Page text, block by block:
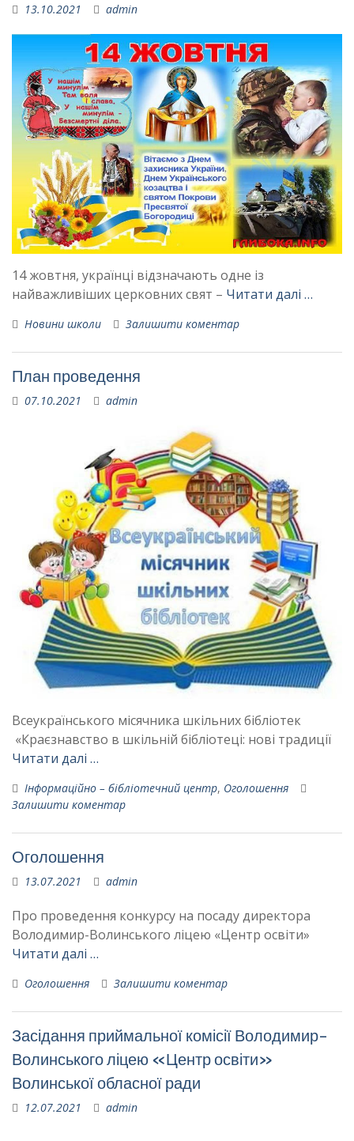
13.10.2021 admin
14 жовтня, українці відзначають одне із
найважливіших церковних свят – Читати далі …
Новини школи Залишити коментар
План проведення
07.10.2021 admin
Всеукраїнського місячника шкільних бібліотек
«Краєзнавство в шкільній бібліотеці: нові традиції
Читати далі …
Інформаційно – бібліотечний центр, Оголошення
Залишити коментар
Оголошення
13.07.2021 admin
Про проведення конкурсу на посаду директора
Володимир-Волинського ліцею «Центр освіти»
Читати далі …
Оголошення Залишити коментар
Засідання приймальної комісії Володимир-
Волинського ліцею «Центр освіти»
Волинської обласної ради
12.07.2021 admin